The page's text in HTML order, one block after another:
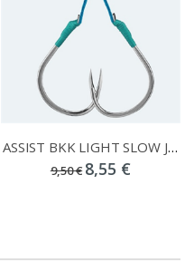
ASSIST BKK LIGHT SLOW JIGGING GAFF-R SF8065-CD HOOKS 2PCS
9,50 € 8,55 €